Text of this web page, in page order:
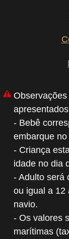
- Bebê
embarque no
- Criança
idade no dia
- Adulto será
ou igual a 12
navio.
- Os valores
marítimas